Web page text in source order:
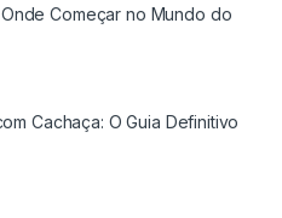
Começar no Mundo do
Cachaça: O Guia Definitivo